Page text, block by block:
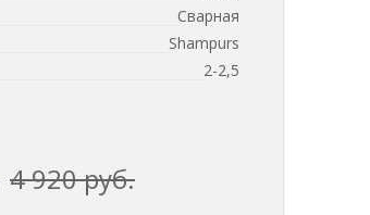
Сварная
Shampurs
2-2,5
4 920 руб.